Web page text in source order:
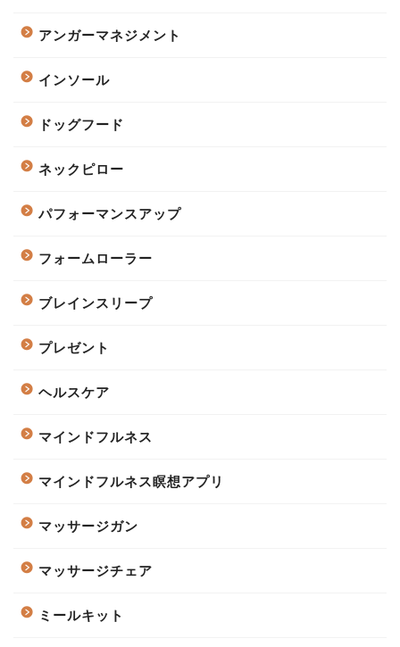
アンガーマネジメント
インソール
ドッグフード
ネックピロー
パフォーマンスアップ
フォームローラー
ブレインスリープ
プレゼント
ヘルスケア
マインドフルネス
マインドフルネス瞑想アプリ
マッサージガン
マッサージチェア
ミールキット